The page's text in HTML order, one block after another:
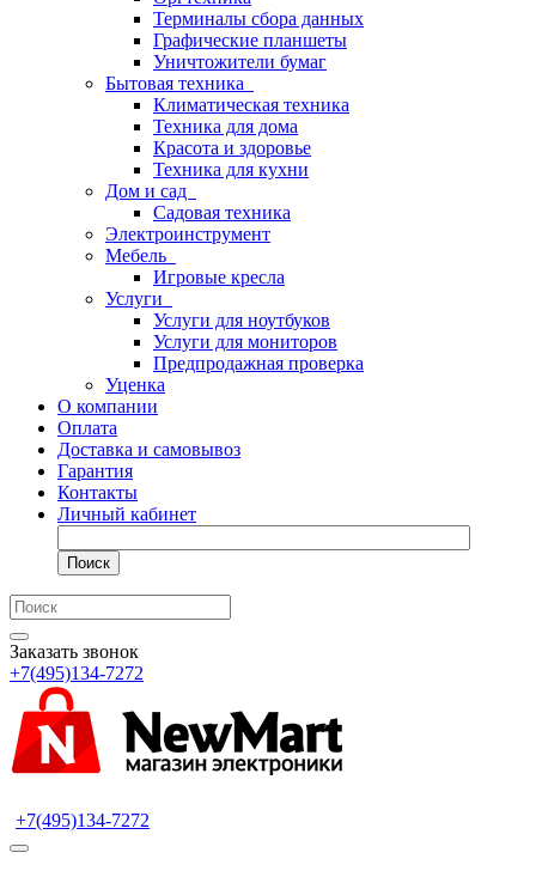
Терминалы сбора данных
Графические планшеты
Уничтожители бумаг
Бытовая техника
Климатическая техника
Техника для дома
Красота и здоровье
Техника для кухни
Дом и сад
Садовая техника
Электроинструмент
Мебель
Игровые кресла
Услуги
Услуги для ноутбуков
Услуги для мониторов
Предпродажная проверка
Уценка
О компании
Оплата
Доставка и самовывоз
Гарантия
Контакты
Личный кабинет
Поиск
Заказать звонок
+7(495)134-7272
+7(495)134-7272